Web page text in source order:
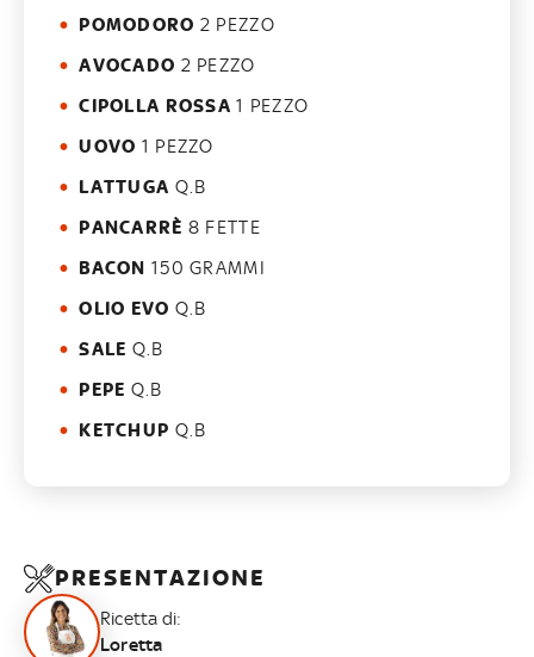
POMODORO 2 PEZZO
AVOCADO 2 PEZZO
CIPOLLA ROSSA 1 PEZZO
UOVO 1 PEZZO
LATTUGA Q.B
PANCARRÈ 8 FETTE
BACON 150 GRAMMI
OLIO EVO Q.B
SALE Q.B
PEPE Q.B
KETCHUP Q.B
PRESENTAZIONE
Ricetta di:
Loretta